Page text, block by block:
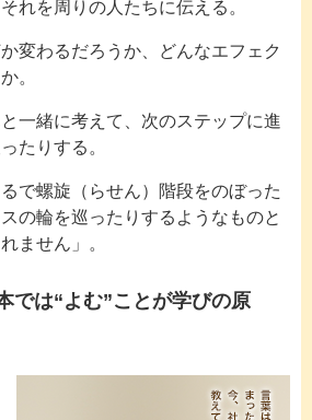
れを周りの人たちに伝える。
変わるだろうか、どんなエフェク
。
一緒に考えて、次のステップに進
たりする。
で螺旋（らせん）階段をのぼった
の輪を巡ったりするようなものと
ません」。
では“よむ”ことが学びの原